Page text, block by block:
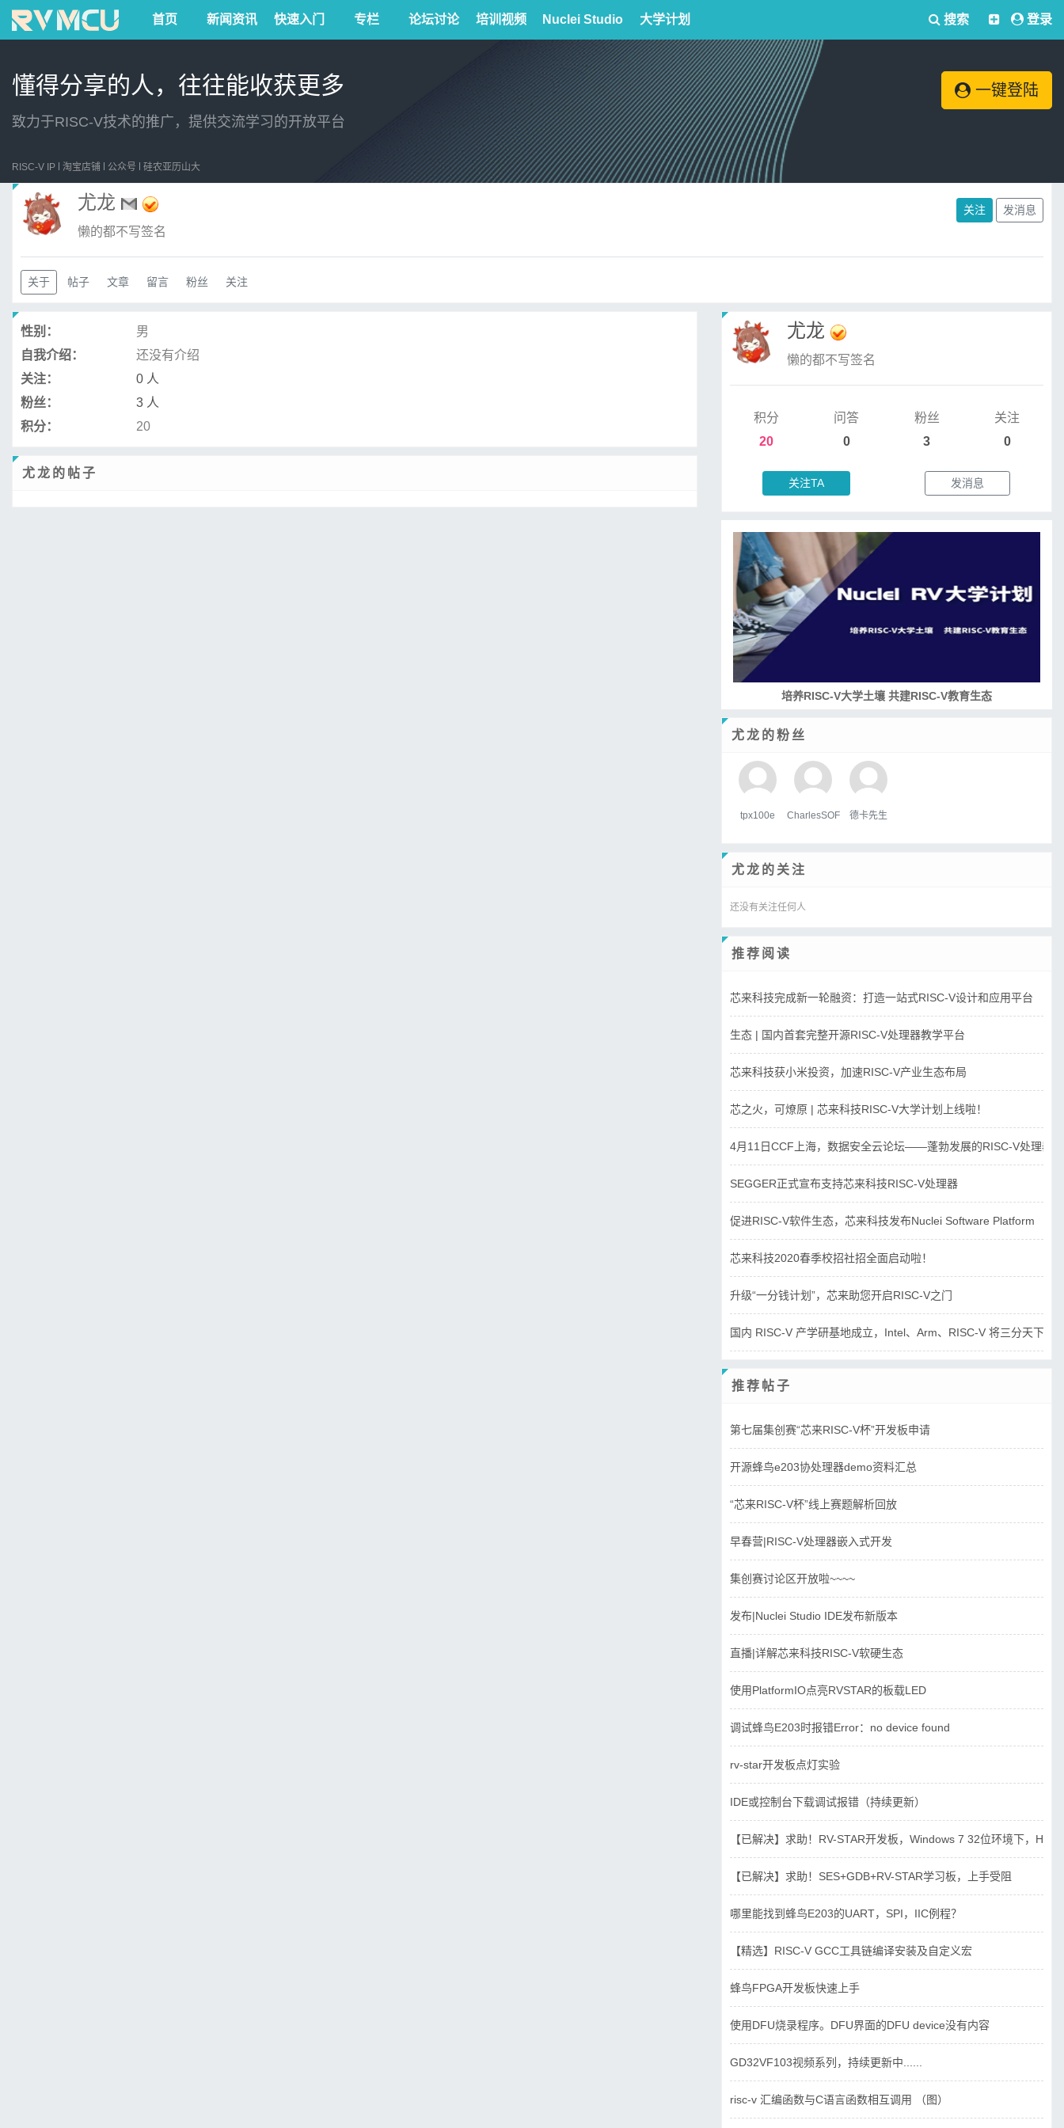
首页 新闻资讯 快速入门 专栏 论坛讨论 培训视频 Nuclei Studio 大学计划 搜索 登录
懂得分享的人，往往能收获更多
致力于RISC-V技术的推广，提供交流学习的开放平台
一键登陆
RISC-V IP 淘宝店铺 公众号 硅农亚历山大
尤龙
懒的都不写签名
关注 发消息
关于 帖子 文章 留言 粉丝 关注
性别：
男
自我介绍：
还没有介绍
关注：
0 人
粉丝：
3 人
积分：
20
尤龙的帖子
尤龙
懒的都不写签名
积分
20
问答
0
粉丝
3
关注
0
关注TA 发消息
培养RISC-V大学土壤 共建RISC-V教育生态
尤龙的粉丝
tpx100e CharlesSOF 德卡先生
尤龙的关注
还没有关注任何人
推荐阅读
芯来科技完成新一轮融资：打造一站式RISC-V设计和应用平台
生态 | 国内首套完整开源RISC-V处理器教学平台
芯来科技获小米投资，加速RISC-V产业生态布局
芯之火，可燎原 | 芯来科技RISC-V大学计划上线啦！
4月11日CCF上海，数据安全云论坛——蓬勃发展的RISC-V处理器
SEGGER正式宣布支持芯来科技RISC-V处理器
促进RISC-V软件生态，芯来科技发布Nuclei Software Platform
芯来科技2020春季校招社招全面启动啦！
升级“一分钱计划”，芯来助您开启RISC-V之门
国内 RISC-V 产学研基地成立，Intel、Arm、RISC-V 将三分天下？
推荐帖子
第七届集创赛“芯来RISC-V杯”开发板申请
开源蜂鸟e203协处理器demo资料汇总
“芯来RISC-V杯”线上赛题解析回放
早春营|RISC-V处理器嵌入式开发
集创赛讨论区开放啦~~~~
发布|Nuclei Studio IDE发布新版本
直播|详解芯来科技RISC-V软硬生态
使用PlatformIO点亮RVSTAR的板载LED
调试蜂鸟E203时报错Error：no device found
rv-star开发板点灯实验
IDE或控制台下载调试报错（持续更新）
【已解决】求助！RV-STAR开发板，Windows 7 32位环境下，
【已解决】求助！SES+GDB+RV-STAR学习板，上手受阻
哪里能找到蜂鸟E203的UART，SPI，IIC例程？
【精选】RISC-V GCC工具链编译安装及自定义宏
蜂鸟FPGA开发板快速上手
使用DFU烧录程序。DFU界面的DFU device没有内容
GD32VF103视频系列，持续更新中......
risc-v 汇编函数与C语言函数相互调用 （图）